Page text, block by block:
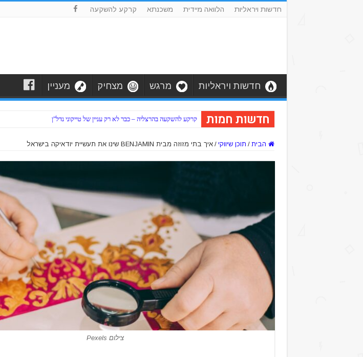
חדשות ויראליות הלוואה מיידית משכנתא קרקע להשקעה
חדשות ויראליות מרגש מצחיק מעניין
חדשות חמות קרקע להשקעה בהרצליה – כבר לא רק עניין של טייקוני נדל"ן
הבית / תוכן שיווקי / איך בתי מזוזה מבית BENJAMIN שינו את תעשיית יודאיקה בישראל
צילום Pexels